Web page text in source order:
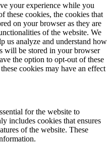
your experience while you
these cookies, the cookies that
on your browser as they are
of the website. We
us analyze and understand how
will be stored in your browser
the option to opt-out of these
cookies may have an effect
for the website to
includes cookies that ensures
of the website. These